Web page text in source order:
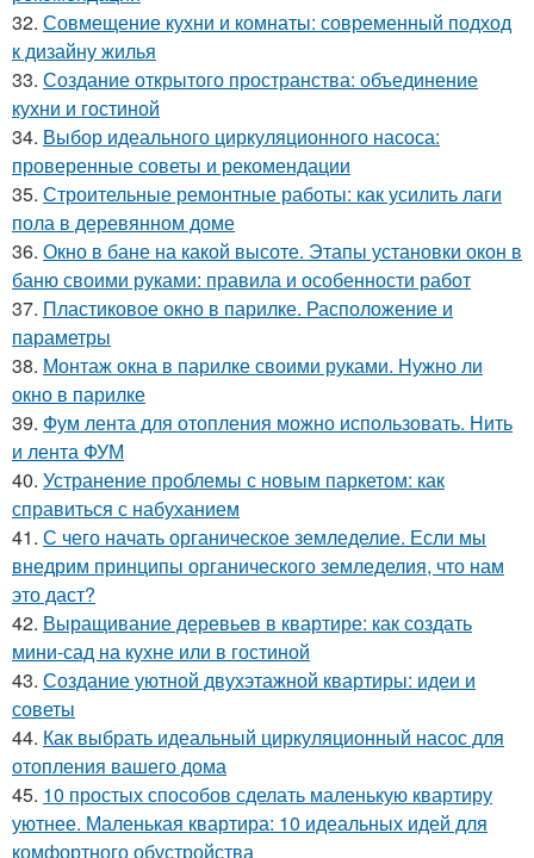
32. Совмещение кухни и комнаты: современный подход
к дизайну жилья
33. Создание открытого пространства: объединение
кухни и гостиной
34. Выбор идеального циркуляционного насоса:
проверенные советы и рекомендации
35. Строительные ремонтные работы: как усилить лаги
пола в деревянном доме
36. Окно в бане на какой высоте. Этапы установки окон в
баню своими руками: правила и особенности работ
37. Пластиковое окно в парилке. Расположение и
параметры
38. Монтаж окна в парилке своими руками. Нужно ли
окно в парилке
39. Фум лента для отопления можно использовать. Нить
и лента ФУМ
40. Устранение проблемы с новым паркетом: как
справиться с набуханием
41. С чего начать органическое земледелие. Если мы
внедрим принципы органического земледелия, что нам
это даст?
42. Выращивание деревьев в квартире: как создать
мини-сад на кухне или в гостиной
43. Создание уютной двухэтажной квартиры: идеи и
советы
44. Как выбрать идеальный циркуляционный насос для
отопления вашего дома
45. 10 простых способов сделать маленькую квартиру
уютнее. Маленькая квартира: 10 идеальных идей для
комфортного обустройства